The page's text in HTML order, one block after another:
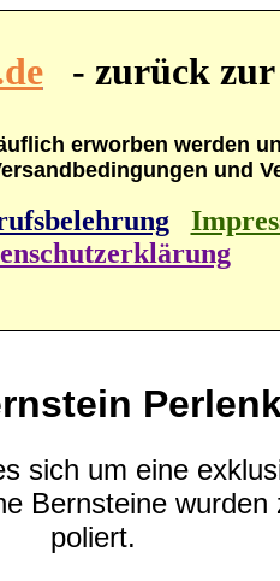
- zurück
erworben werden
und
sich um eine exk
Bernsteine
poliert.